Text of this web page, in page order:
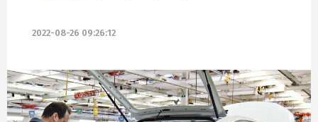
2022-08-26 09:26:12